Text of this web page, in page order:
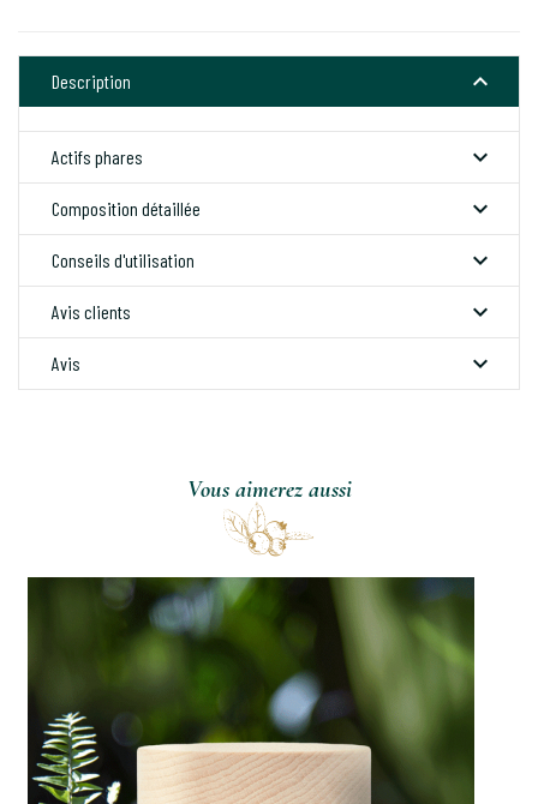
Description 
Actifs phares 
Composition détaillée 
Conseils d'utilisation 
Avis clients 
Avis 
Vous aimerez aussi